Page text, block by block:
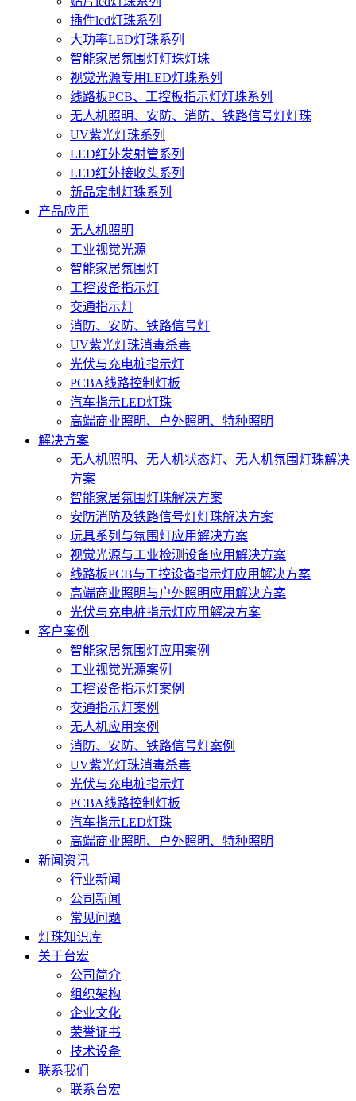
插件led灯珠系列
大功率LED灯珠系列
智能家居氛围灯灯珠灯珠
视觉光源专用LED灯珠系列
线路板PCB、工控板指示灯灯珠系列
无人机照明、安防、消防、铁路信号灯灯珠
UV紫光灯珠系列
LED红外发射管系列
LED红外接收头系列
新品定制灯珠系列
产品应用
无人机照明
工业视觉光源
智能家居氛围灯
工控设备指示灯
交通指示灯
消防、安防、铁路信号灯
UV紫光灯珠消毒杀毒
光伏与充电桩指示灯
PCBA线路控制灯板
汽车指示LED灯珠
高端商业照明、户外照明、特种照明
解决方案
无人机照明、无人机状态灯、无人机氛围灯珠解决
方案
智能家居氛围灯珠解决方案
安防消防及铁路信号灯灯珠解决方案
玩具系列与氛围灯应用解决方案
视觉光源与工业检测设备应用解决方案
线路板PCB与工控设备指示灯应用解决方案
高端商业照明与户外照明应用解决方案
光伏与充电桩指示灯应用解决方案
客户案例
智能家居氛围灯应用案例
工业视觉光源案例
工控设备指示灯案例
交通指示灯案例
无人机应用案例
消防、安防、铁路信号灯案例
UV紫光灯珠消毒杀毒
光伏与充电桩指示灯
PCBA线路控制灯板
汽车指示LED灯珠
高端商业照明、户外照明、特种照明
新闻资讯
行业新闻
公司新闻
常见问题
灯珠知识库
关于台宏
公司简介
组织架构
企业文化
荣誉证书
技术设备
联系我们
联系台宏